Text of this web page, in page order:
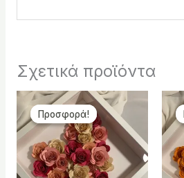
Σχετικά προϊόντα
Προσφορά!
Προσφορά!
Original
price
was:
65,00 €.
Η
τρέχουσα
τιμή
είναι:
45,00 €.